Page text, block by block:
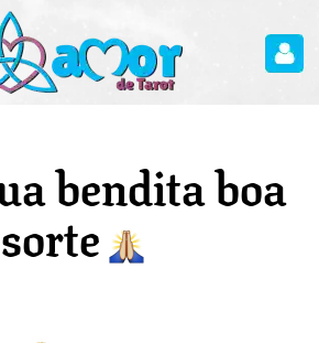
bendita boa
sorte